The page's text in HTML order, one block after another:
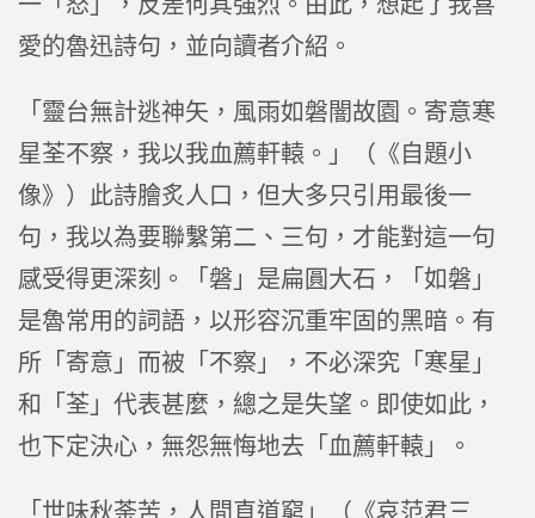
愛的魯迅詩句，並向讀者介紹。
「靈台無計逃神矢，風雨如磐闇故園。寄意寒
星荃不察，我以我血薦軒轅。」（《自題小
像》）此詩膾炙人口，但大多只引用最後一
句，我以為要聯繫第二、三句，才能對這一句
感受得更深刻。「磐」是扁圓大石，「如磐」
是魯常用的詞語，以形容沉重牢固的黑暗。有
所「寄意」而被「不察」，不必深究「寒星」
和「荃」代表甚麼，總之是失望。即使如此，
也下定決心，無怨無悔地去「血薦軒轅」。
「世味秋荼苦，人間直道窮」（《哀范君三